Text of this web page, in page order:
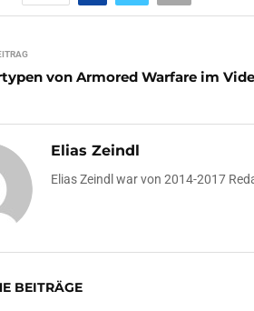
von Armored Warfare im
Elias Zeindl
Elias Zeindl war von 2014-2017
BEITRÄGE